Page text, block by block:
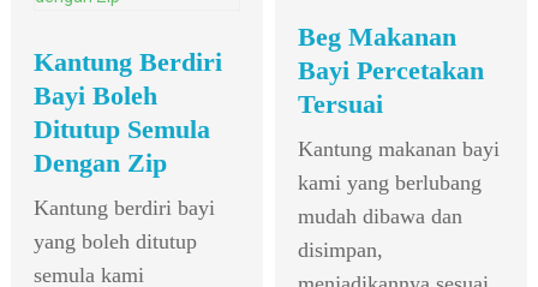
Kantung Berdiri
Bayi Boleh
Ditutup Semula
Dengan Zip
Kantung berdiri bayi
yang boleh ditutup
semula kami
Beg Makanan
Bayi Percetakan
Tersuai
Kantung makanan bayi
kami yang berlubang
mudah dibawa dan
disimpan,